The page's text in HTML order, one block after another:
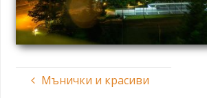
Мънички и красиви